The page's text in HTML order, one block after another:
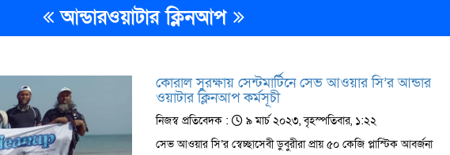
আন্ডারওয়াটার ক্লিনআপ
কোরাল সুরক্ষায় সেন্টমার্টিনে সেভ আওয়ার সি’র আন্ডার
ওয়াটার ক্লিনআপ কর্মসূচী
নিজস্ব প্রতিবেদক :
৯ মার্চ ২০২৩, বৃহস্পতিবার, ১:২২
সেভ আওয়ার সি’র স্বেচ্ছাসেবী ডুবুরীরা প্রায় ৫০ কেজি প্লাস্টিক আবর্জনা